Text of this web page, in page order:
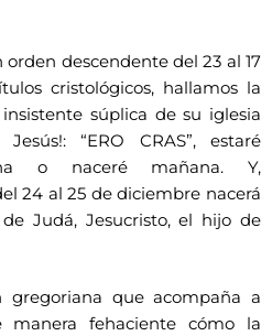
descendente del 23 al 17
cristológicos, hallamos la
súplica de su iglesia
“ERO CRAS”, estaré
o naceré mañana. Y,
24 al 25 de diciembre nacerá
Judá, Jesucristo, el hijo de
gregoriana que acompaña a
manera fehaciente cómo la